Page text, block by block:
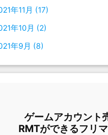
年11月 (17)
年10月 (2)
年9月 (8)
ゲームアカウント
RMTができるフリ